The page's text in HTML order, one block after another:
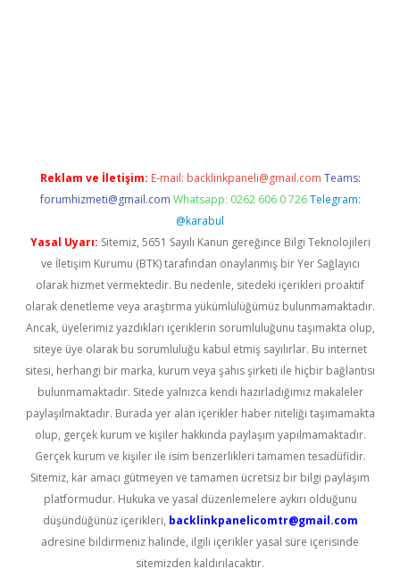
Reklam ve İletişim: E-mail: backlinkpaneli@gmail.com Teams:
forumhizmeti@gmail.com Whatsapp: 0262 606 0 726 Telegram:
@karabul
Yasal Uyarı: Sitemiz, 5651 Sayılı Kanun gereğince Bilgi Teknolojileri
ve İletişim Kurumu (BTK) tarafından onaylanmış bir Yer Sağlayıcı
olarak hizmet vermektedir. Bu nedenle, sitedeki içerikleri proaktif
olarak denetleme veya araştırma yükümlülüğümüz bulunmamaktadır.
Ancak, üyelerimiz yazdıkları içeriklerin sorumluluğunu taşımakta olup,
siteye üye olarak bu sorumluluğu kabul etmiş sayılırlar. Bu internet
sitesi, herhangi bir marka, kurum veya şahıs şirketi ile hiçbir bağlantısı
bulunmamaktadır. Sitede yalnızca kendi hazırladığımız makaleler
paylaşılmaktadır. Burada yer alan içerikler haber niteliği taşımamakta
olup, gerçek kurum ve kişiler hakkında paylaşım yapılmamaktadır.
Gerçek kurum ve kişiler ile isim benzerlikleri tamamen tesadüfidir.
Sitemiz, kar amacı gütmeyen ve tamamen ücretsiz bir bilgi paylaşım
platformudur. Hukuka ve yasal düzenlemelere aykırı olduğunu
düşündüğünüz içerikleri, backlinkpanelicomtr@gmail.com
adresine bildirmeniz halinde, ilgili içerikler yasal süre içerisinde
sitemizden kaldırılacaktır.